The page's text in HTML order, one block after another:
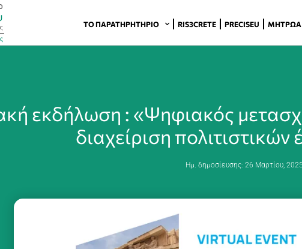
ΤΟ ΠΑΡΑΤΗΡΗΤΉΡΙΟ RIS3CRETE PRECISEU ΜΗΤΡΏΑ
εκδήλωση : «Ψηφιακός
διαχείριση
Ημ. δημοσίευσης: 26 Μαρτίου, 2025